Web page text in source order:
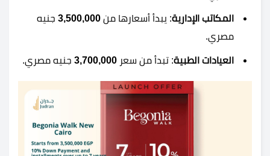
المكاتب الإدارية: يبدأ أسعارها من 3,500,000 جنيه
مصري.
العيادات الطبية: تبدأ من سعر 3,700,000 جنيه مصري.